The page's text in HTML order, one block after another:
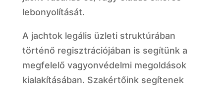
lebonyolítását.
A jachtok legális üzleti struktúrában
történő regisztrációjában is segítünk a
megfelelő vagyonvédelmi megoldások
kialakításában. Szakértőink segítenek